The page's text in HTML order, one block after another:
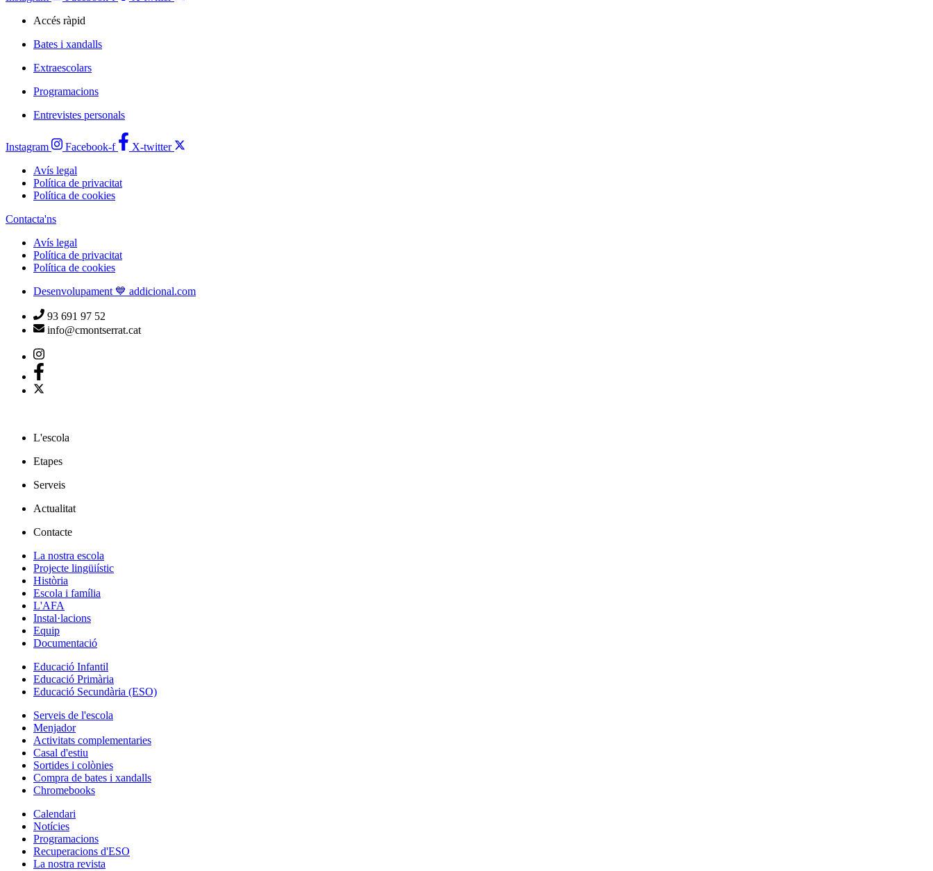
Accés ràpid
Bates i xandalls
Extraescolars
Programacions
Entrevistes personals
Instagram Facebook-f
X-twitter
Avís legal
Política de privacitat
Política de cookies
Contacta'ns
Avís legal
Política de privacitat
Política de cookies
Desenvolupament 💙 addicional.com
93 691 97 52
info@cmontserrat.cat
L'escola
Etapes
Serveis
Actualitat
Contacte
La nostra escola
Projecte lingüiístic
Història
Escola i família
L'AFA
Instal·lacions
Equip
Documentació
Educació Infantil
Educació Primària
Educació Secundària (ESO)
Serveis de l'escola
Menjador
Activitats complementaries
Casal d'estiu
Sortides i colònies
Compra de bates i xandalls
Chromebooks
Calendari
Notícies
Programacions
Recuperacions d'ESO
La nostra revista